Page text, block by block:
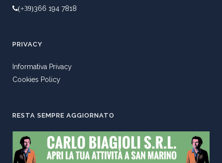
(+39)366 194 7818
PRIVACY
Informativa Privacy
Cookies Policy
RESTA SEMPRE AGGIORNATO